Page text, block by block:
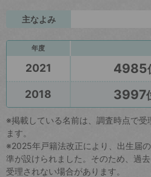
主なよみ
年度
2021 4985
2018
3997
※掲載している名前は、調査時点で
ます。
※2025年戸籍法改正により、出生届
準が設けられました。そのため、過
受理されない場合があります。